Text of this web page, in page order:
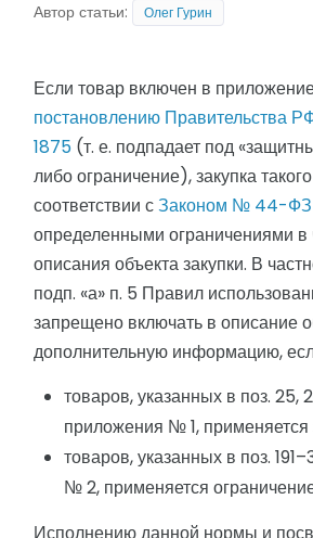
Автор статьи: Олег Гурин
Если товар включен в
постановлению Правительства
1875 (т. е. подпадает под
либо ограничение), закупка
соответствии сЗаконом № 44-ФЗ
определенными ограничениями в
описания объекта закупки. В
подп. «а» п. 5 Правил
запрещено включать в описание
дополнительную информацию,
товаров, указанных в поз. 25,
приложения № 1, применяется
товаров, указанных в поз.
№ 2, применяется